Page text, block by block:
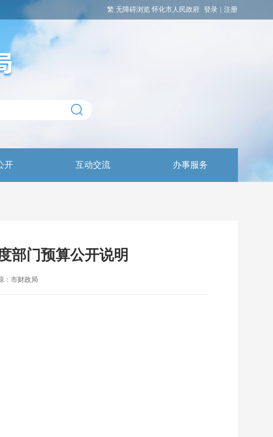
繁 无障碍浏览 怀化市人民政府 登录 注册
开 互动交流 办事服务
部门预算公开说明
：市财政局